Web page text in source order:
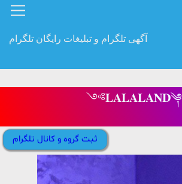
آگهی تلگرام و تبلیغات رایگان تلگرام
༺𝐋𝐀𝐋𝐀𝐋𝐀𝐍𝐃༆
ثبت گروه و کانال تلگرام